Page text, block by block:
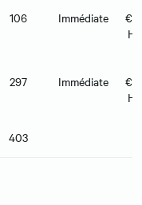
106 Immédiate
€/
297 Immédiate
€/
403